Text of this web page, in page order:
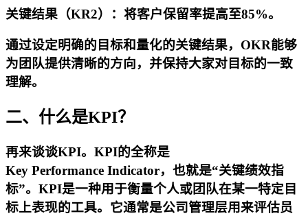
关键结果（KR2）：将客户保留率提高至85%。
通过设定明确的目标和量化的关键结果，OKR能够
为团队提供清晰的方向，并保持大家对目标的一致
理解。
二、什么是KPI？
再来谈谈KPI。KPI的全称是
Key Performance Indicator，也就是“关键绩效指
标”。KPI是一种用于衡量个人或团队在某一特定目
标上表现的工具。它通常是公司管理层用来评估员